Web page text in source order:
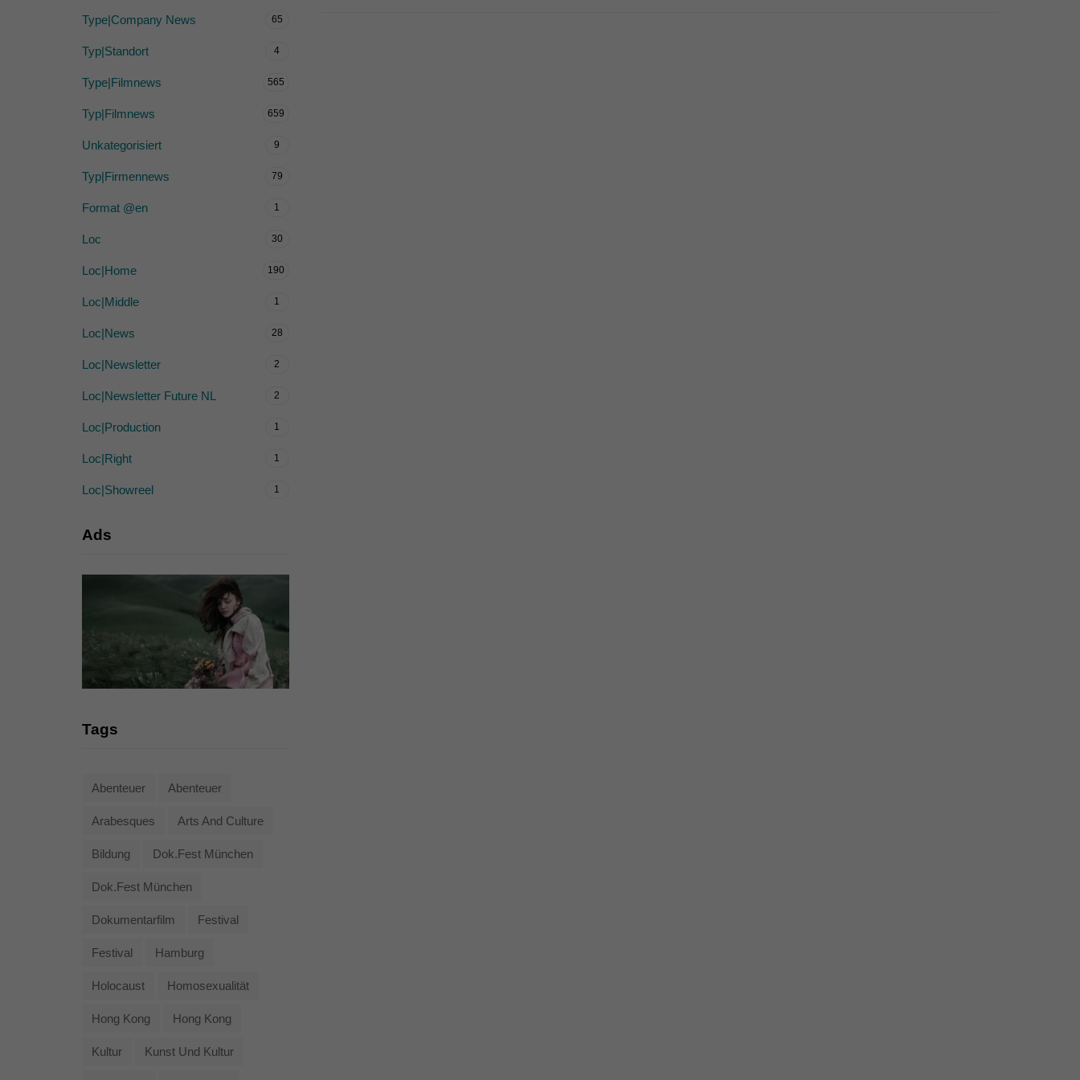
Type|Company News 65
Typ|Standort 4
Type|Filmnews 565
Typ|Filmnews 659
Unkategorisiert 9
Typ|Firmennews 79
Format @en 1
Loc 30
Loc|Home 190
Loc|Middle 1
Loc|News 28
Loc|Newsletter 2
Loc|Newsletter Future NL 2
Loc|Production 1
Loc|Right 1
Loc|Showreel 1
Ads
Tags
Abenteuer Abenteuer
Arabesques Arts And Culture
Bildung Dok.fest München
Dok.fest München
Dokumentarfilm Festival
Festival Hamburg
Holocaust Homosexualität
Hong Kong Hong Kong
Kultur Kunst Und Kultur